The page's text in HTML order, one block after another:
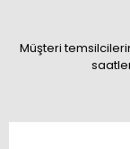
Müşteri